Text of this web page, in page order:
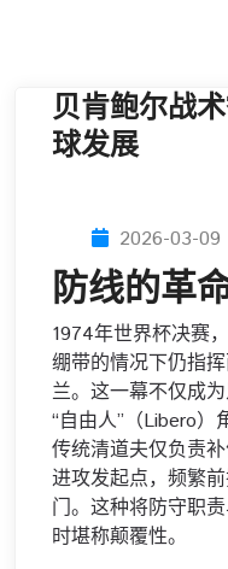
贝肯鲍尔战
球发展
2026-03-09
防线的革
1974年世界杯决赛
绷带的情况下仍指
兰。这一幕不仅成
“自由人”（Libero
传统清道夫仅负责
进攻发起点，频繁
门。这种将防守职
时堪称颠覆性。